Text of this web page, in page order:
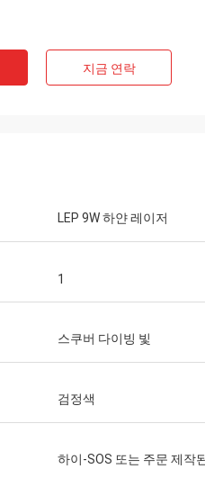
다. 빠른 서
히 다시 그들
지금 연락
LEP 9W 하얀 레이저
1
스쿠버 다이빙 빛
검정색
하이-SOS 또는 주문 제작